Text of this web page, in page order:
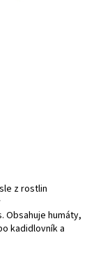
z rostlin
Obsahuje humáty,
kadidlovník a